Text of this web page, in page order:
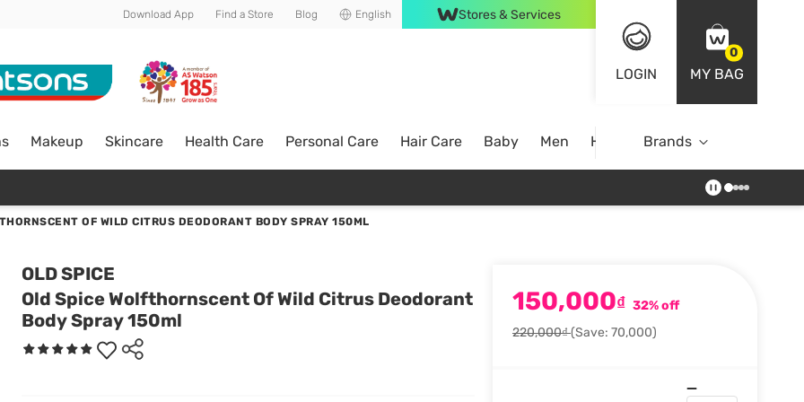
Download App Find a Store Blog English Stores & Services
LOGIN
0
MY BAG
Makeup Skincare Health Care Personal Care Hair Care Baby Men Home Brands
OF WILD CITRUS DEODORANT BODY SPRAY 150ML
OLD SPICE
Old Spice Wolfthornscent Of Wild Citrus Deodorant
Body Spray 150ml
150,000₫ 32% off
220,000₫(Save: 70,000)